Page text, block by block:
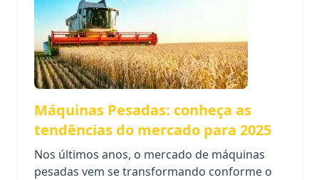
Máquinas Pesadas: conheça as
tendências do mercado para 2025
Nos últimos anos, o mercado de máquinas
pesadas vem se transformando conforme o